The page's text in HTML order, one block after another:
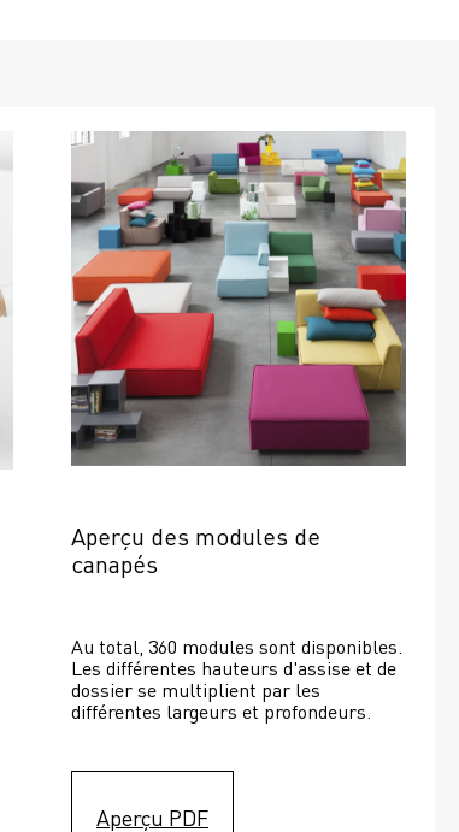
Aperçu des modules de
canapés
Au total, 360 modules sont disponibles.
Les différentes hauteurs d'assise et de
dossier se multiplient par les
différentes largeurs et profondeurs.
Aperçu PDF